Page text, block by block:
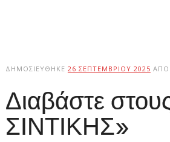
ΔΗΜΟΣΙΕΎΘΗΚΕ 26 ΣΕΠΤΕΜΒΡΊΟΥ 2025 ΑΠΌ
Διαβάστε
ΣΙΝΤΙΚΗΣ»